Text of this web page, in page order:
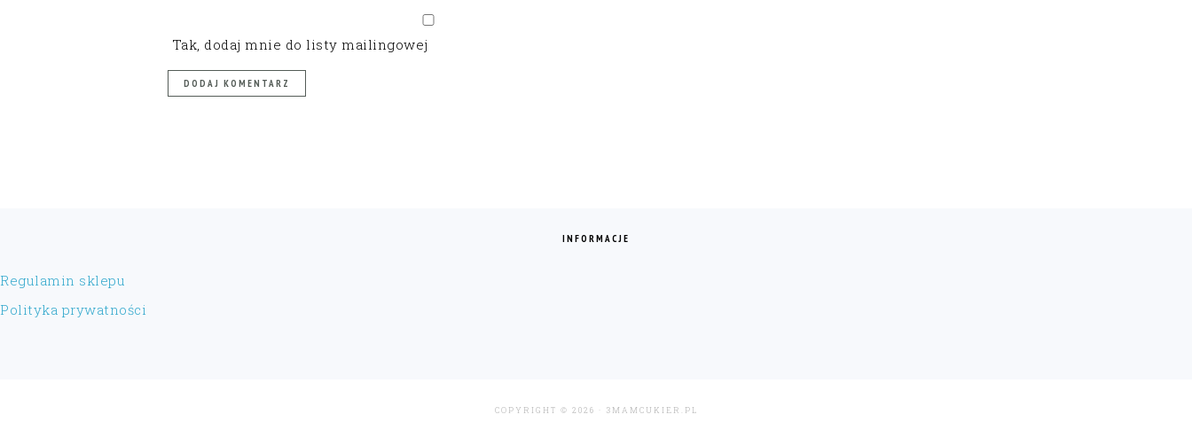
Tak, dodaj mnie do listy mailingowej
INFORMACJE
Regulamin sklepu
Polityka prywatności
COPYRIGHT © 2026 · 3MAMCUKIER.PL